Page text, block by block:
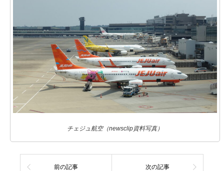
チェジュ航空（newsclip資料写真）
前の記事 次の記事